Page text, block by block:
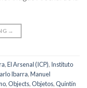
→
,El Arsenal (ICP), Instituto
Ibarra,Manuel
,Objects,Objetos,Quintín